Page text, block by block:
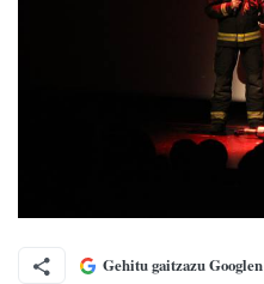
Gehitu gaitzazu Googlen